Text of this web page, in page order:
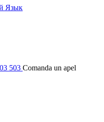
503 Comanda un apel